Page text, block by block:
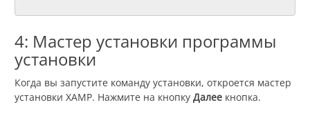
4: Мастер установки программы
установки
Когда вы запустите команду установки, откроется мастер
установки XAMP. Нажмите на кнопку Далее кнопка.